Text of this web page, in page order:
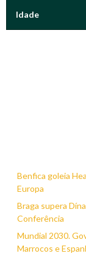
Idade
Benfica goleia
Europa
Braga supera
Conferência
Mundial 2030.
Marrocos e